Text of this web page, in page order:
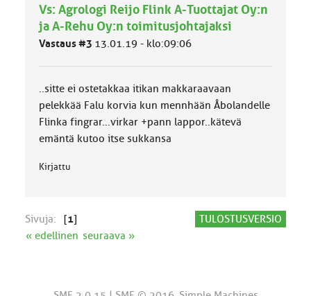
Vs: Agrologi Reijo Flink A-Tuottajat Oy:n
ja A-Rehu Oy:n toimitusjohtajaksi
Vastaus #3 13.01.19 - klo:09:06
..sitte ei ostetakkaa itikan makkaraavaan
pelekkää Falu korvia kun mennhään Åbolandelle
Flinka fingrar...virkar +pann lappor..kätevä
emäntä kutoo itse sukkansa
Kirjattu
TULOSTUSVERSIO
Sivuja: [1]
« edellinen seuraava »